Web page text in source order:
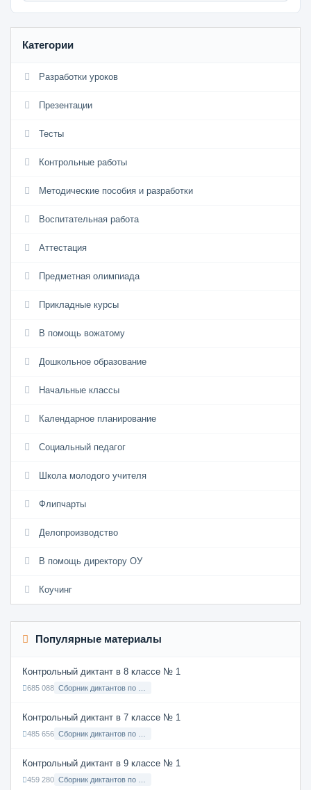
Категории
Разработки уроков
Презентации
Тесты
Контрольные работы
Методические пособия и разработки
Воспитательная работа
Аттестация
Предметная олимпиада
Прикладные курсы
В помощь вожатому
Дошкольное образование
Начальные классы
Календарное планирование
Социальный педагог
Школа молодого учителя
Флипчарты
Делопроизводство
В помощь директору ОУ
Коучинг
Популярные материалы
Контрольный диктант в 8 классе № 1
685 088
Контрольный диктант в 7 классе № 1
485 656
Контрольный диктант в 9 классе № 1
459 280